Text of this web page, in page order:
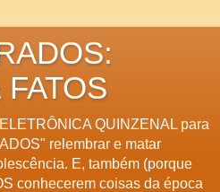
QUINZENAL para
relembrar e matar
E, também (porque
conhecerem coisas da época